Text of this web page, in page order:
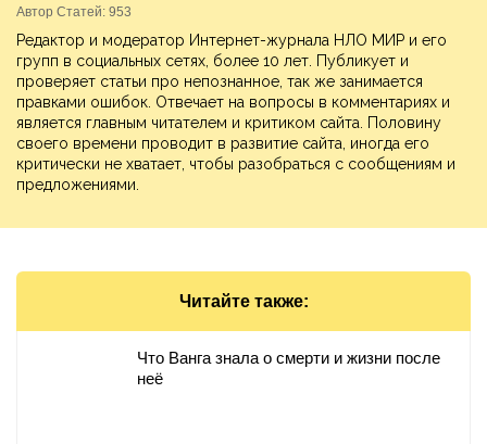
Автор Статей: 953
Редактор и модератор Интернет-журнала НЛО МИР и его
групп в социальных сетях, более 10 лет. Публикует и
проверяет статьи про непознанное, так же занимается
правками ошибок. Отвечает на вопросы в комментариях и
является главным читателем и критиком сайта. Половину
своего времени проводит в развитие сайта, иногда его
критически не хватает, чтобы разобраться с сообщениям и
предложениями.
Читайте также:
Что Ванга знала о смерти и жизни после
неё